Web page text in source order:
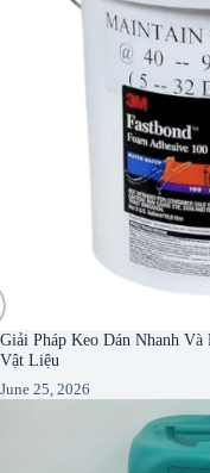
Giải Pháp Keo Dán Nhanh
Vật Liệu
June 25, 2026